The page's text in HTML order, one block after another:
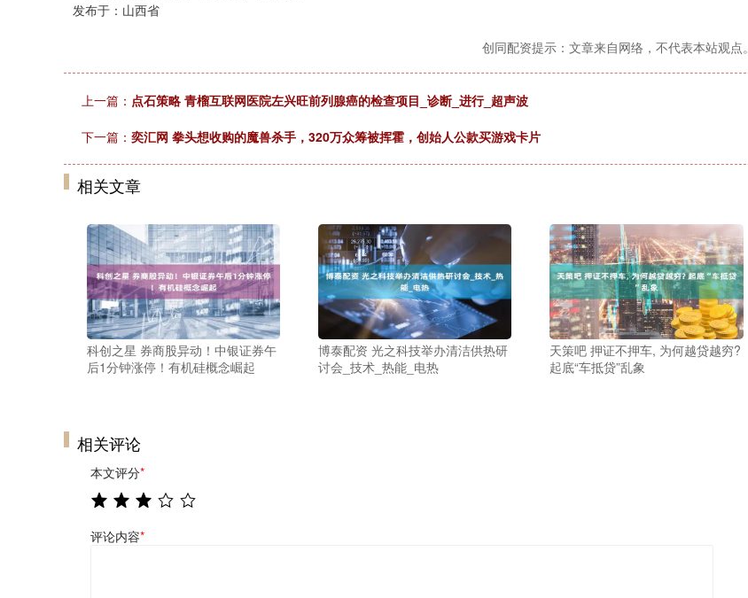
发布于：山西省
创同配资提示：文章来自网络，不代表本站观点。
上一篇： 点石策略 青榴互联网医院左兴旺前列腺癌的检查项目_诊断_进行_超声波
下一篇： 奕汇网 拳头想收购的魔兽杀手，320万众筹被挥霍，创始人公款买游戏卡片
相关文章
科创之星 券商股异动！中银证券午
后1分钟涨停！有机硅概念崛起
博泰配资 光之科技举办清洁供热研
讨会_技术_热能_电热
天策吧 押证不押车, 为何越贷越穷?
起底“车抵贷”乱象
相关评论
本文评分*
评论内容*